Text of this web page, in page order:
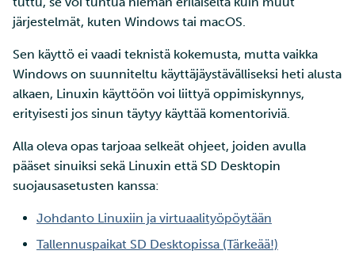
tarkastelu
Laskutus
Monivaiheinen
tunnistautuminen
Vahva tunnistautuminen
FMI
järjestelmät, kuten Windows tai macOS.
Sen käyttö ei vaadi teknistä kokemusta, mutta vaikka
Windows on suunniteltu käyttäjäystävälliseksi heti alusta
alkaen, Linuxin käyttöön voi liittyä oppimiskynnys,
erityisesti jos sinun täytyy käyttää komentoriviä.
Alla oleva opas tarjoaa selkeät ohjeet, joiden avulla
pääset sinuiksi sekä Linuxin että SD Desktopin
suojausasetusten kanssa:
Johdanto Linuxiin ja virtuaalityöpöytään
Tallennuspaikat SD Desktopissa (Tärkeää!)